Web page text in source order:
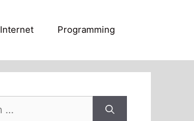
Internet Programming